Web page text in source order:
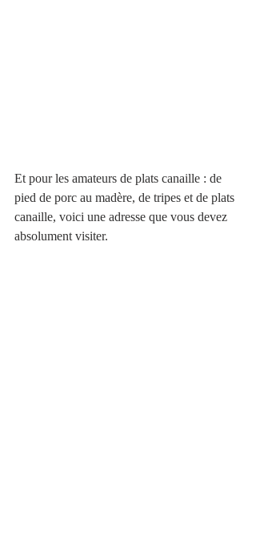
Et pour les amateurs de plats canaille : de
pied de porc au madère, de tripes et de plats
canaille, voici une adresse que vous devez
absolument visiter.